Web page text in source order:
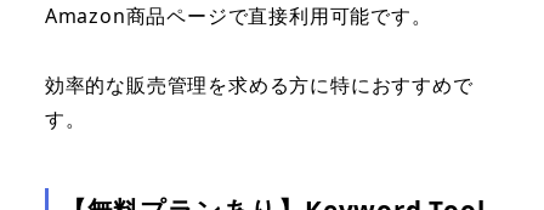
Amazon商品ページで直接利用可能です。
効率的な販売管理を求める方に特におすすめで
す。